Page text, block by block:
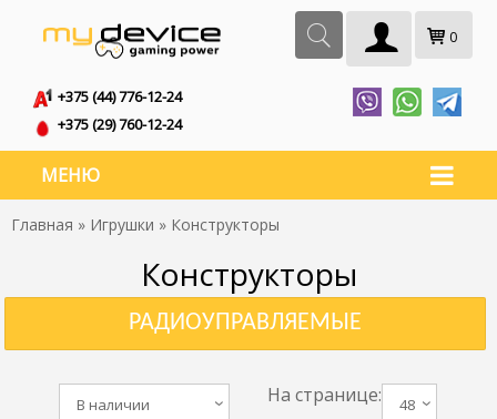
0
+375 (44) 776-12-24
+375 (29) 760-12-24
МЕНЮ
Главная » Игрушки » Конструкторы
Конструкторы
РАДИОУПРАВЛЯЕМЫЕ
На странице: 48
В наличии